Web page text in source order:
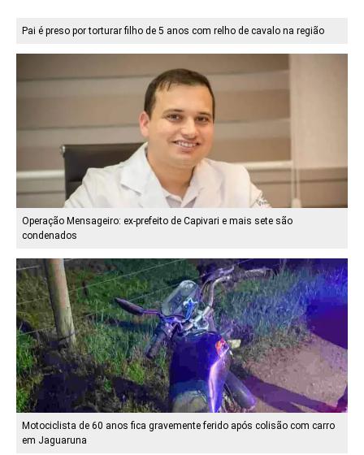
Pai é preso por torturar filho de 5 anos com relho de cavalo na região
Operação Mensageiro: ex-prefeito de Capivari e mais sete são
condenados
Motociclista de 60 anos fica gravemente ferido após colisão com carro
em Jaguaruna